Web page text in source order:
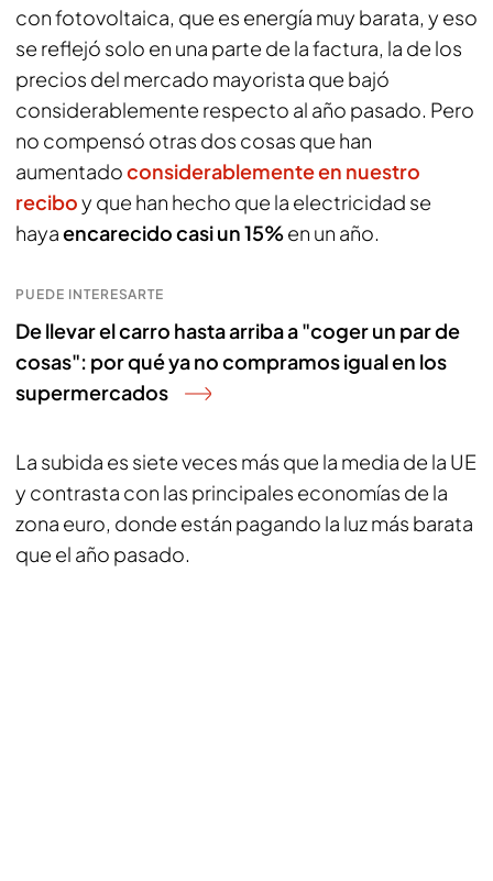
con fotovoltaica, que es energía muy barata, y eso
se reflejó solo en una parte de la factura, la de los
precios del mercado mayorista que bajó
considerablemente respecto al año pasado. Pero
no compensó otras dos cosas que han
aumentadoconsiderablemente en nuestro
reciboy que han hecho que la electricidad se
hayaencarecido casi un 15%en un año.
PUEDE INTERESARTE
De llevar el carro hasta arriba a "coger un par de
cosas": por qué ya no compramos igual en los
supermercados
La subida es siete veces más que la media de la UE
y contrasta con las principales economías de la
zona euro, donde están pagando la luz más barata
que el año pasado.